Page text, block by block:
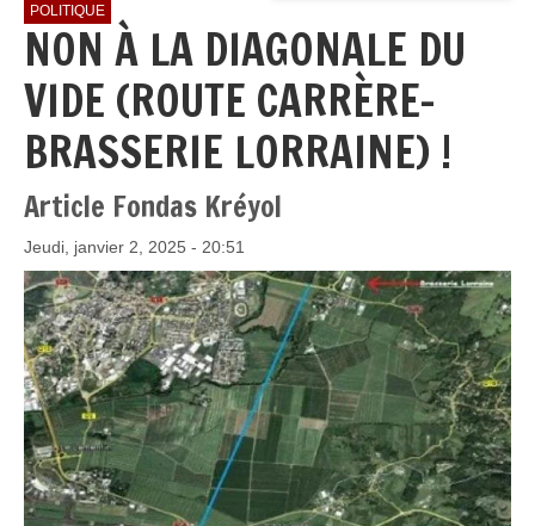
POLITIQUE
NON À LA DIAGONALE DU
VIDE (ROUTE CARRÈRE-
BRASSERIE LORRAINE) !
Article Fondas Kréyol
Jeudi, janvier 2, 2025 - 20:51